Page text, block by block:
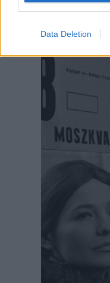
Data Deletion